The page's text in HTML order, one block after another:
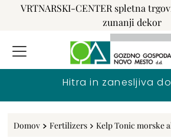
Preskoči na vsebino
VRTNARSKI-CENTER spletna
zunanji dekor
Hitra in zanesljiva
Domov Fertilizers Kelp Tonic morske